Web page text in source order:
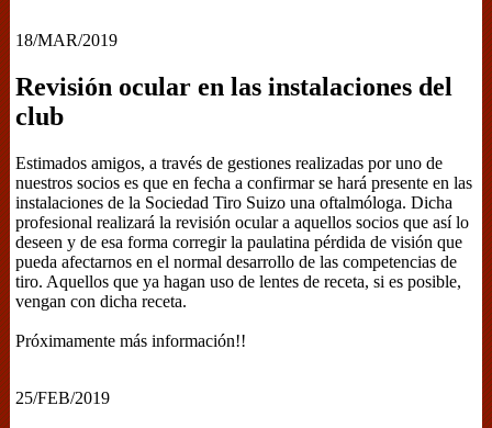
18/MAR/2019
Revisión ocular en las instalaciones del
club
Estimados amigos, a través de gestiones realizadas por uno de
nuestros socios es que en fecha a confirmar se hará presente en las
instalaciones de la Sociedad Tiro Suizo una oftalmóloga. Dicha
profesional realizará la revisión ocular a aquellos socios que así lo
deseen y de esa forma corregir la paulatina pérdida de visión que
pueda afectarnos en el normal desarrollo de las competencias de
tiro. Aquellos que ya hagan uso de lentes de receta, si es posible,
vengan con dicha receta.
Próximamente más información!!
25/FEB/2019